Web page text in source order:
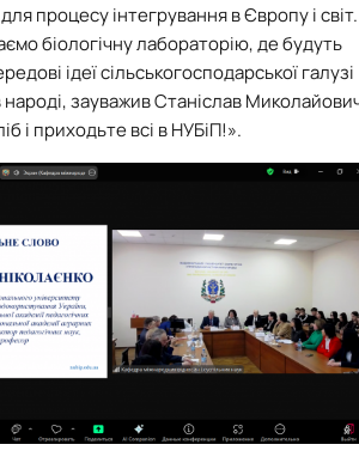
процесу інтегрування в Європу і світ.
біологічну лабораторію, де будуть
ідеї сільськогосподарської галузі
народі, зауважив Станіслав
і приходьте всі в НУБіП!».